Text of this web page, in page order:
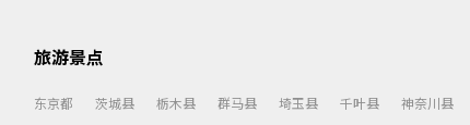
旅游景点
东京都 茨城县 栃木县 群马县 埼玉县 千叶县 神奈川县